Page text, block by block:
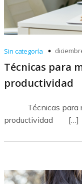
Sin categoría
Técnicas para
productividad
Técnicas para
productividad […]